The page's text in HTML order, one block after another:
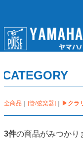
CATEGORY
全商品 [管/弦楽器] ▶クラ
3件の商品がみつかり